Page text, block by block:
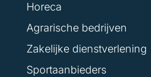
Horeca
Agrarische bedrijven
Zakelijke dienstverlening
Sportaanbieders